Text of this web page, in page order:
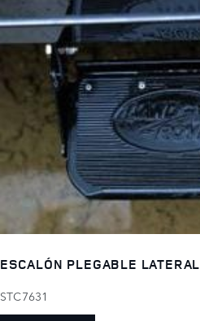
ESCALÓN PLEGABLE LATERAL
STC7631